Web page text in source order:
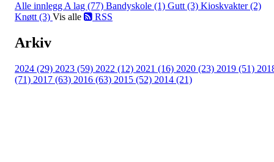
Alle innlegg A lag (77) Bandyskole (1) Gutt (3) Kioskvakter (2)
Knøtt (3) Vis alle RSS
Arkiv
2024 (29) 2023 (59) 2022 (12) 2021 (16) 2020 (23) 2019 (51)
(71) 2017 (63) 2016 (63) 2015 (52) 2014 (21)